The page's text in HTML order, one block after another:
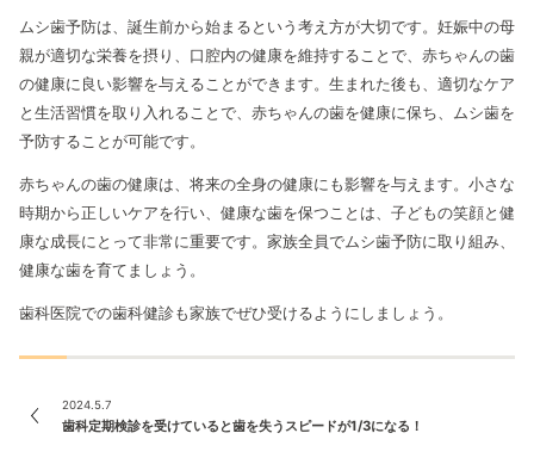
ムシ歯予防は、誕生前から始まるという考え方が大切です。妊娠中の母
親が適切な栄養を摂り、口腔内の健康を維持することで、赤ちゃんの歯
の健康に良い影響を与えることができます。生まれた後も、適切なケア
と生活習慣を取り入れることで、赤ちゃんの歯を健康に保ち、ムシ歯を
予防することが可能です。
赤ちゃんの歯の健康は、将来の全身の健康にも影響を与えます。小さな
時期から正しいケアを行い、健康な歯を保つことは、子どもの笑顔と健
康な成長にとって非常に重要です。家族全員でムシ歯予防に取り組み、
健康な歯を育てましょう。
歯科医院での歯科健診も家族でぜひ受けるようにしましょう。
2024.5.7
歯科定期検診を受けていると歯を失うスピードが1/3になる！